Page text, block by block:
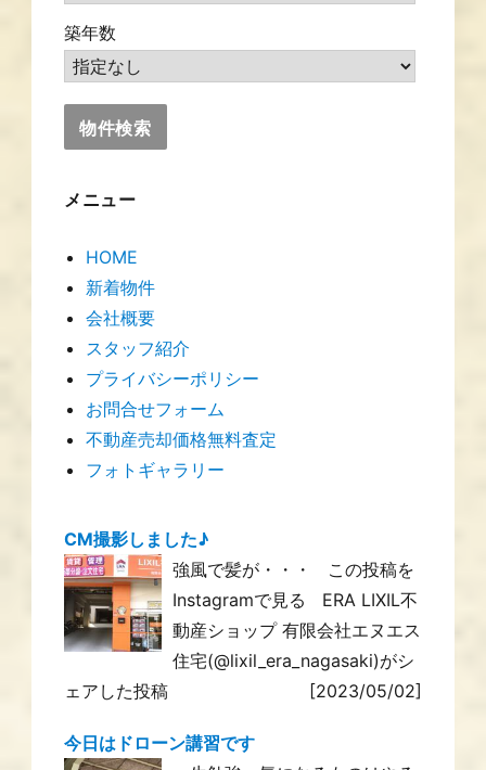
築年数
メニュー
HOME
新着物件
会社概要
スタッフ紹介
プライバシーポリシー
お問合せフォーム
不動産売却価格無料査定
フォトギャラリー
CM撮影しました♪
強風で髪が・・・ この投稿を
Instagramで見る ERA LIXIL不
動産ショップ 有限会社エヌエス
住宅(@lixil_era_nagasaki)がシ
ェアした投稿
[2023/05/02]
今日はドローン講習です